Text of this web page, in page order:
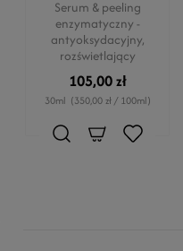
Serum & peeling
enzymatyczny -
antyoksydacyjny,
rozświetlający
105,00 zł
30ml (350,00 zł / 100ml)